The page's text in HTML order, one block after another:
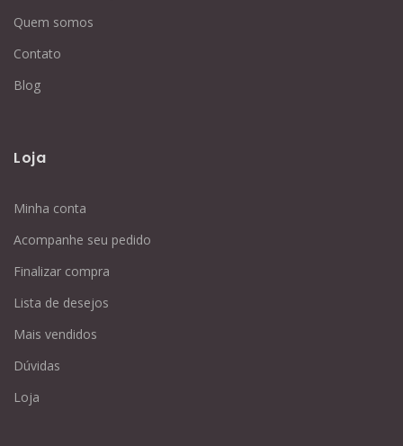
Quem somos
Contato
Blog
Loja
Minha conta
Acompanhe seu pedido
Finalizar compra
Lista de desejos
Mais vendidos
Dúvidas
Loja